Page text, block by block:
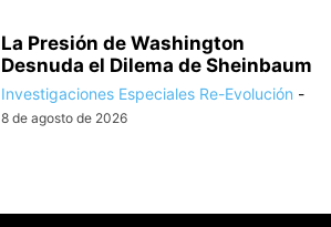
La Presión de Washington
Desnuda el Dilema de Sheinbaum
Investigaciones Especiales Re-Evolución -
8 de agosto de 2026